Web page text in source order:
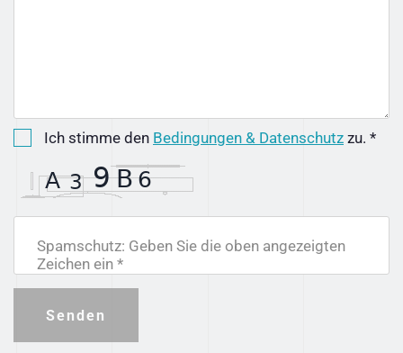
Ich stimme den Bedingungen & Datenschutz zu. *
Spamschutz: Geben Sie die oben angezeigten
Zeichen ein *
Senden